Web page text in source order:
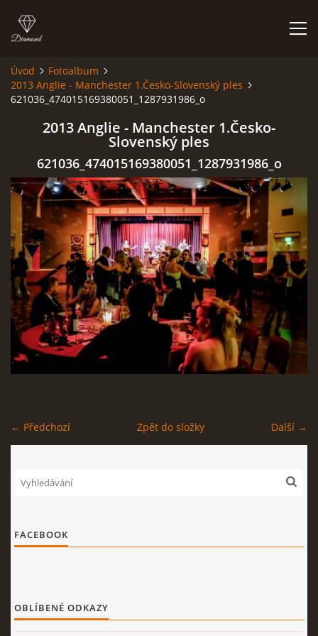
HISTORIE
JAK VYPADÁME
FOTOALBUM
CO HRAJEME
UKÁZKY
STAGEPLAN
Kapela BUMERANG
Poříčany okr. Kolín
kapelabumerang@gmail.com
Úvod
Fotoalbum
2013 Anglie - Manchester 1.Česko-Slovenský ples
621036_474015169380051_1287931986_o
2013 Anglie - Manchester 1.Česko-
Slovenský ples
621036_474015169380051_1287931986_o
← Předchozí Další →
Zpět do složky
FACEBOOK
OBLÍBENÉ ODKAZY